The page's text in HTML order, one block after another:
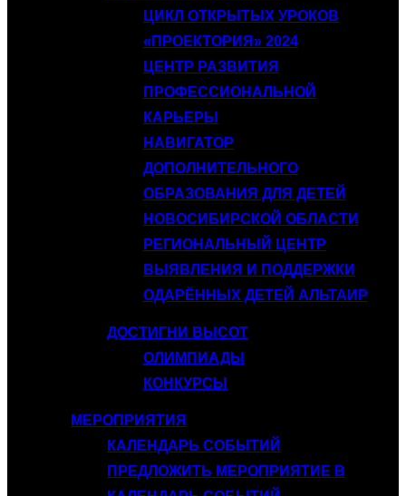
ЦИКЛ ОТКРЫТЫХ УРОКОВ
«ПРОЕКТОРИЯ» 2024
ЦЕНТР РАЗВИТИЯ
ПРОФЕССИОНАЛЬНОЙ
КАРЬЕРЫ
НАВИГАТОР
ДОПОЛНИТЕЛЬНОГО
ОБРАЗОВАНИЯ ДЛЯ ДЕТЕЙ
НОВОСИБИРСКОЙ ОБЛАСТИ
РЕГИОНАЛЬНЫЙ ЦЕНТР
ВЫЯВЛЕНИЯ И ПОДДЕРЖКИ
ОДАРЁННЫХ ДЕТЕЙ АЛЬТАИР
ДОСТИГНИ ВЫСОТ
ОЛИМПИАДЫ
КОНКУРСЫ
МЕРОПРИЯТИЯ
КАЛЕНДАРЬ СОБЫТИЙ
ПРЕДЛОЖИТЬ МЕРОПРИЯТИЕ В